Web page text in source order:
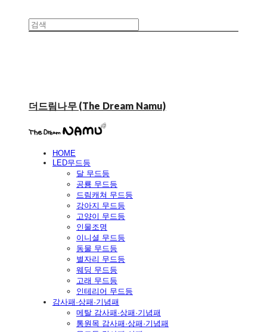
더드림나무 (The Dream Namu)
HOME
LED무드등
달 무드등
공룡 무드등
드림캐쳐 무드등
강아지 무드등
고양이 무드등
인물조명
이니셜 무드등
동물 무드등
별자리 무드등
웨딩 무드등
고래 무드등
인테리어 무드등
감사패·상패·기념패
메탈 감사패·상패·기념패
통원목 감사패·상패·기념패